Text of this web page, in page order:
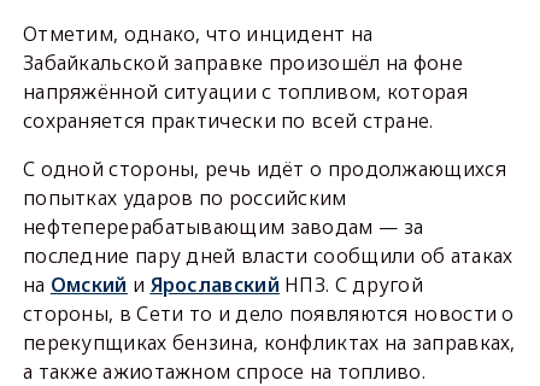
Отметим, однако, что инцидент на
Забайкальской заправке произошёл на фоне
напряжённой ситуации с топливом, которая
сохраняется практически по всей стране.
С одной стороны, речь идёт о продолжающихся
попытках ударов по российским
нефтеперерабатывающим заводам — за
последние пару дней власти сообщили об атаках
на Омский и Ярославский НПЗ. С другой
стороны, в Сети то и дело появляются новости о
перекупщиках бензина, конфликтах на заправках,
а также ажиотажном спросе на топливо.